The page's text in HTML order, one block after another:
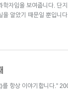
자임을 보여줍니다. 단
을 알았기 때문일 뿐입니
항상 이야기합니다.”